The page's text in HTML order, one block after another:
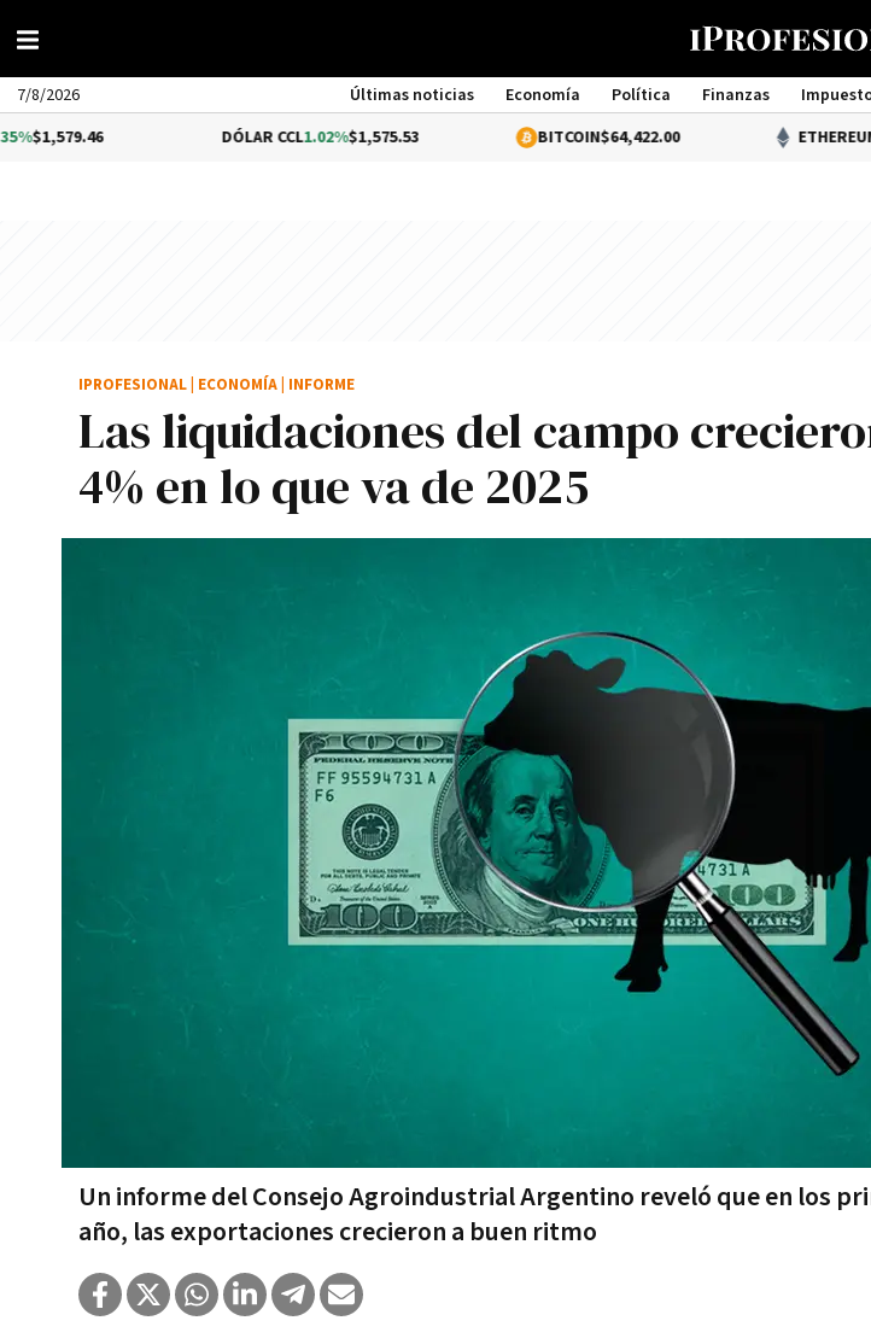
7/8/2026 Últimas noticias Economía Política Finanzas
Management
DÓLAR CCL1.02%$1,575.53 BITCOIN$64,422.00 ETHEREUM
Las liquidaciones del campo
4% en lo que va de 2025
Un informe del Consejo Agroindustrial Argentino reveló que en los
año, las exportaciones crecieron a buen ritmo
IPROFESIONAL ECONOMÍA INFORME